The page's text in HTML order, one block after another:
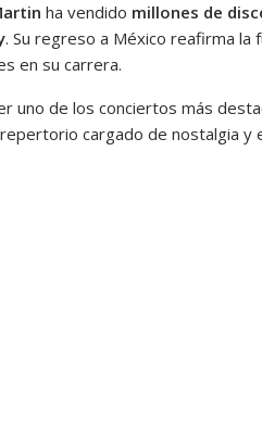
ha vendido millones de
. Su regreso a México reafirma la
en su carrera.
uno de los conciertos más
cargado de nostalgia y